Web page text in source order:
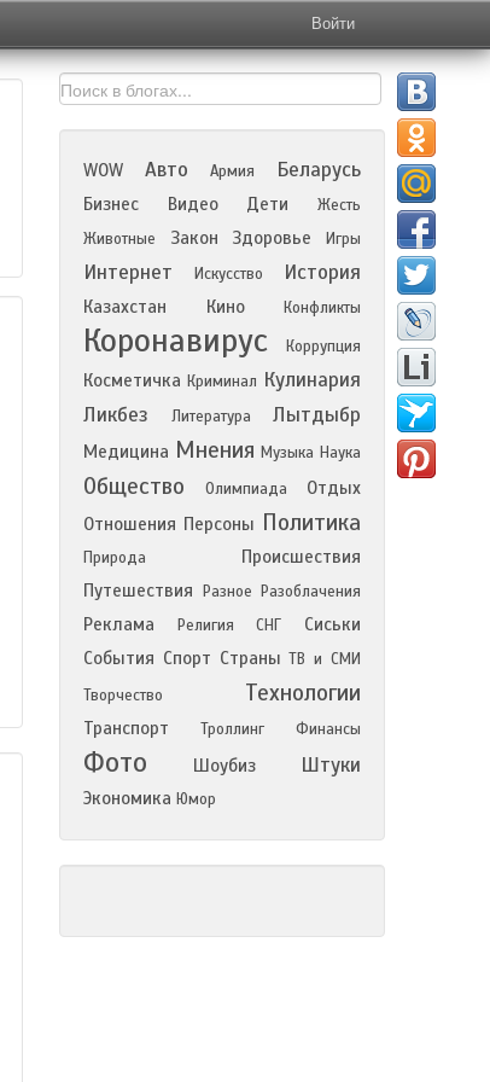
Войти
WOW Авто Армия Беларусь
Бизнес Видео Дети
Жесть
Животные
Закон Здоровье Игры
Интернет Искусство История
Казахстан Кино Конфликты
Коронавирус Коррупция
Косметичка Криминал Кулинария
Ликбез
Литература Лытдыбр
Медицина Мнения Музыка Наука
Общество Олимпиада
Отдых
Отношения Персоны Политика
Природа
Происшествия
Путешествия
Разное Разоблачения
Реклама Религия СНГ
Сиськи
События Спорт Страны ТВ и СМИ
Творчество
Технологии
Транспорт Троллинг Финансы
Фото Шоубиз Штуки
Экономика Юмор